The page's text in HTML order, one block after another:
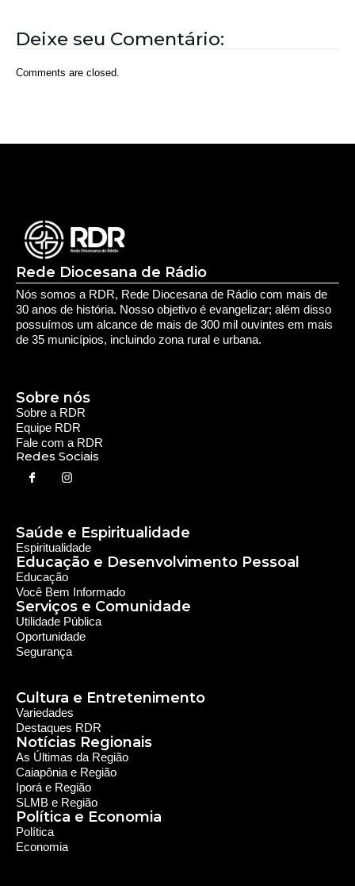
Deixe seu Comentário:
Comments are closed.
Rede Diocesana de Rádio
Nós somos a RDR, Rede Diocesana de Rádio com mais de
30 anos de história. Nosso objetivo é evangelizar; além disso
possuímos um alcance de mais de 300 mil ouvintes em mais
de 35 municípios, incluindo zona rural e urbana.
Sobre a RDR
Equipe RDR
Fale com a RDR
Redes Sociais
Sobre nós
Saúde e Espiritualidade
Espiritualidade
Educação e Desenvolvimento Pessoal
Educação
Você Bem Informado
Serviços e Comunidade
Utilidade Pública
Oportunidade
Segurança
Cultura e Entretenimento
Política e Economia
Notícias Regionais
Política
Economia
As Últimas da Região
Caiapônia e Região
Iporá e Região
SLMB e Região
Variedades
Destaques RDR